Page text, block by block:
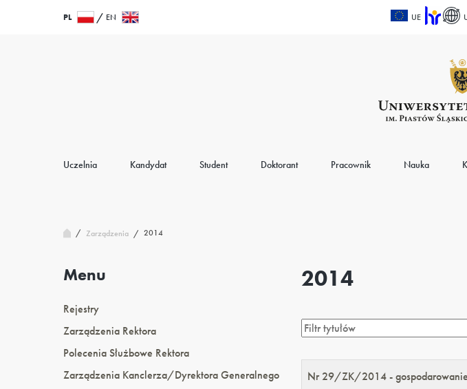
PL EN UE
Uczelnia Kandydat Student Doktorant Pracownik Nauka
/ Zarządzenia / 2014
Menu
Rejestry
Zarządzenia Rektora
Polecenia Służbowe Rektora
Zarządzenia Kanclerza/Dyrektora Generalnego
2014
Nr 29/ZK/2014 - gospodarowanie